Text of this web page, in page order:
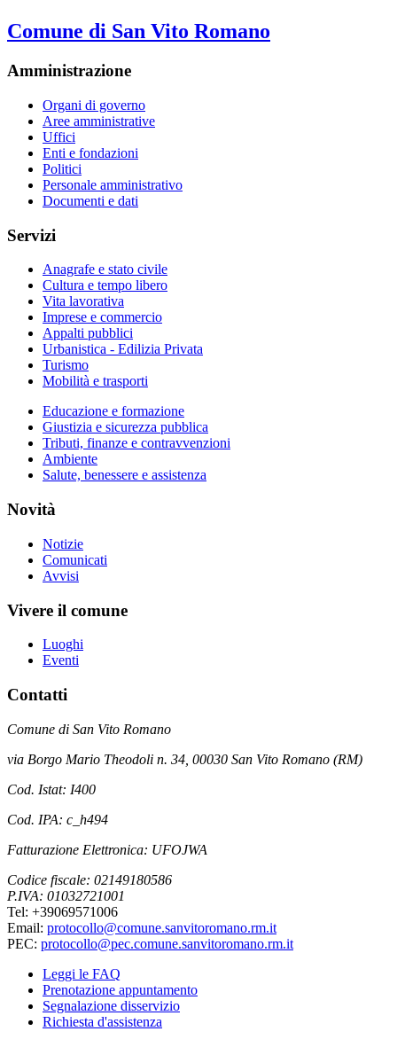
Comune di San Vito Romano
Amministrazione
Organi di governo
Aree amministrative
Uffici
Enti e fondazioni
Politici
Personale amministrativo
Documenti e dati
Servizi
Anagrafe e stato civile
Cultura e tempo libero
Vita lavorativa
Imprese e commercio
Appalti pubblici
Urbanistica - Edilizia Privata
Turismo
Mobilità e trasporti
Educazione e formazione
Giustizia e sicurezza pubblica
Tributi, finanze e contravvenzioni
Ambiente
Salute, benessere e assistenza
Novità
Notizie
Comunicati
Avvisi
Vivere il comune
Luoghi
Eventi
Contatti
Comune di San Vito Romano
via Borgo Mario Theodoli n. 34, 00030 San Vito Romano (RM)
Cod. Istat: I400
Cod. IPA: c_h494
Fatturazione Elettronica: UFOJWA
Codice fiscale: 02149180586
P.IVA: 01032721001
Tel: +39069571006
Email: protocollo@comune.sanvitoromano.rm.it
PEC: protocollo@pec.comune.sanvitoromano.rm.it
Leggi le FAQ
Prenotazione appuntamento
Segnalazione disservizio
Richiesta d'assistenza